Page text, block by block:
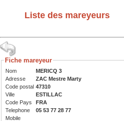
Liste des mareyeurs
Fiche mareyeur
Nom
MERICQ 3
Adresse
ZAC Mestre Marty
Code postal 47310
Ville
ESTILLAC
Code Pays
FRA
Telephone
05 53 77 28 77
Mobile